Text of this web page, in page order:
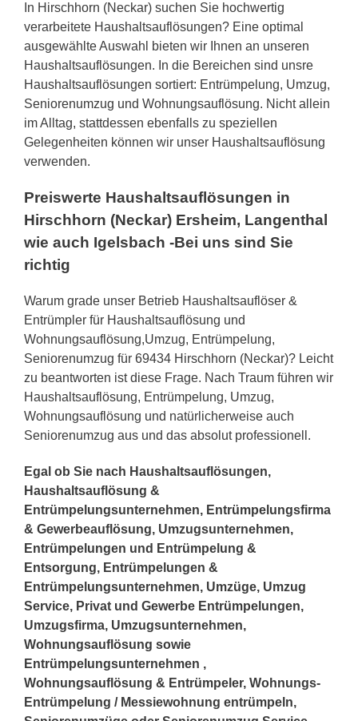
In Hirschhorn (Neckar) suchen Sie hochwertig
verarbeitete Haushaltsauflösungen? Eine optimal
ausgewählte Auswahl bieten wir Ihnen an unseren
Haushaltsauflösungen. In die Bereichen sind unsre
Haushaltsauflösungen sortiert: Entrümpelung, Umzug,
Seniorenumzug und Wohnungsauflösung. Nicht allein
im Alltag, stattdessen ebenfalls zu speziellen
Gelegenheiten können wir unser Haushaltsauflösung
verwenden.
Preiswerte Haushaltsauflösungen in
Hirschhorn (Neckar) Ersheim, Langenthal
wie auch Igelsbach -Bei uns sind Sie
richtig
Warum grade unser Betrieb Haushaltsauflöser &
Entrümpler für Haushaltsauflösung und
Wohnungsauflösung,Umzug, Entrümpelung,
Seniorenumzug für 69434 Hirschhorn (Neckar)? Leicht
zu beantworten ist diese Frage. Nach Traum führen wir
Haushaltsauflösung, Entrümpelung, Umzug,
Wohnungsauflösung und natürlicherweise auch
Seniorenumzug aus und das absolut professionell.
Egal ob Sie nach Haushaltsauflösungen,
Haushaltsauflösung &
Entrümpelungsunternehmen, Entrümpelungsfirma
& Gewerbeauflösung, Umzugsunternehmen,
Entrümpelungen und Entrümpelung &
Entsorgung, Entrümpelungen &
Entrümpelungsunternehmen, Umzüge, Umzug
Service, Privat und Gewerbe Entrümpelungen,
Umzugsfirma, Umzugsunternehmen,
Wohnungsauflösung sowie
Entrümpelungsunternehmen ,
Wohnungsauflösung & Entrümpeler, Wohnungs-
Entrümpelung / Messiewohnung entrümpeln,